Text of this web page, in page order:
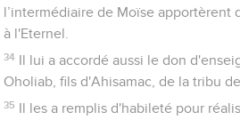
l’intermédiaire de Moïse apportèrent
à l'Eternel.
34
Il lui a accordé aussi le don
Oholiab, fils d'Ahisamac, de la tribu de
35
Il les a remplis d'habileté pour